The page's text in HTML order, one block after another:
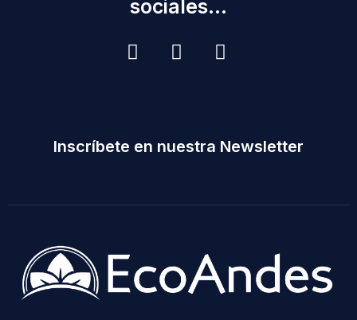
sociales...
Inscríbete en nuestra Newsletter